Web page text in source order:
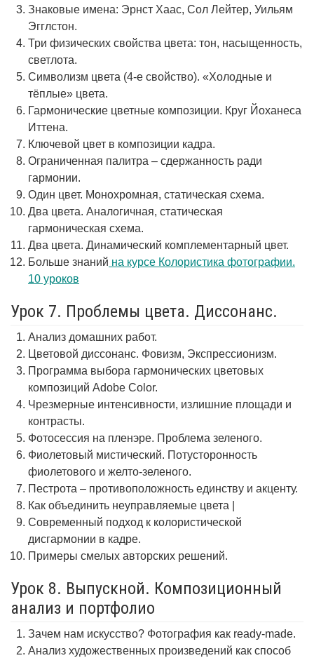
Знаковые имена: Эрнст Хаас, Сол Лейтер, Уильям
Эгглстон.
Три физических свойства цвета: тон, насыщенность,
светлота.
Символизм цвета (4-е свойство). «Холодные и
тёплые» цвета.
Гармонические цветные композиции. Круг Йоханеса
Иттена.
Ключевой цвет в композиции кадра.
Ограниченная палитра – сдержанность ради
гармонии.
Один цвет. Монохромная, статическая схема.
Два цвета. Аналогичная, статическая
гармоническая схема.
Два цвета. Динамический комплементарный цвет.
Больше знаний на курсе Колористика фотографии.
10 уроков
Урок 7. Проблемы цвета. Диссонанс.
Анализ домашних работ.
Цветовой диссонанс. Фовизм, Экспрессионизм.
Программа выбора гармонических цветовых
композиций Adobe Color.
Чрезмерные интенсивности, излишние площади и
контрасты.
Фотосессия на пленэре. Проблема зеленого.
Фиолетовый мистический. Потусторонность
фиолетового и желто-зеленого.
Пестрота – противоположность единству и акценту.
Как объединить неуправляемые цвета |
Современный подход к колористической
дисгармонии в кадре.
Примеры смелых авторских решений.
Урок 8. Выпускной. Композиционный
анализ и портфолио
Зачем нам искусство? Фотография как ready-made.
Анализ художественных произведений как способ